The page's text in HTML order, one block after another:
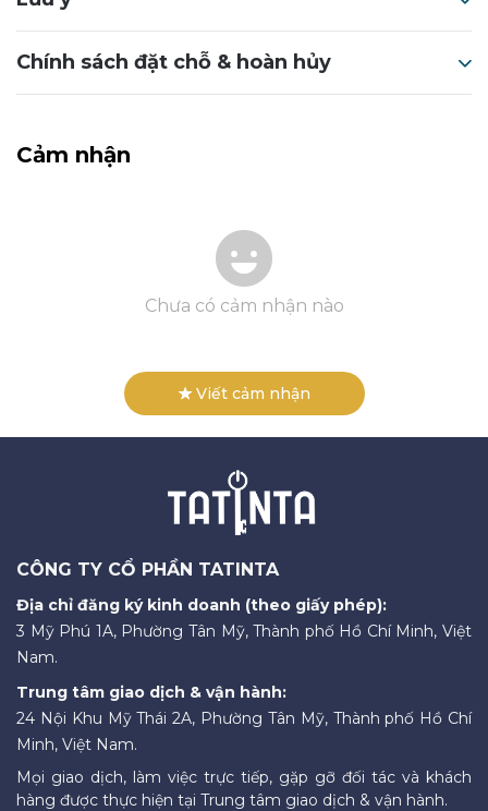
Chính sách đặt chỗ & hoàn hủy
Cảm nhận
Chưa có cảm nhận nào
Viết cảm nhận
CÔNG TY CỔ PHẦN TATINTA
Địa chỉ đăng ký kinh doanh (theo giấy phép):
3 Mỹ Phú 1A, Phường Tân Mỹ, Thành phố Hồ Chí Minh, Việt
Nam.
Trung tâm giao dịch & vận hành:
24 Nội Khu Mỹ Thái 2A, Phường Tân Mỹ, Thành phố Hồ Chí
Minh, Việt Nam.
Mọi giao dịch, làm việc trực tiếp, gặp gỡ đối tác và khách
hàng được thực hiện tại Trung tâm giao dịch & vận hành.